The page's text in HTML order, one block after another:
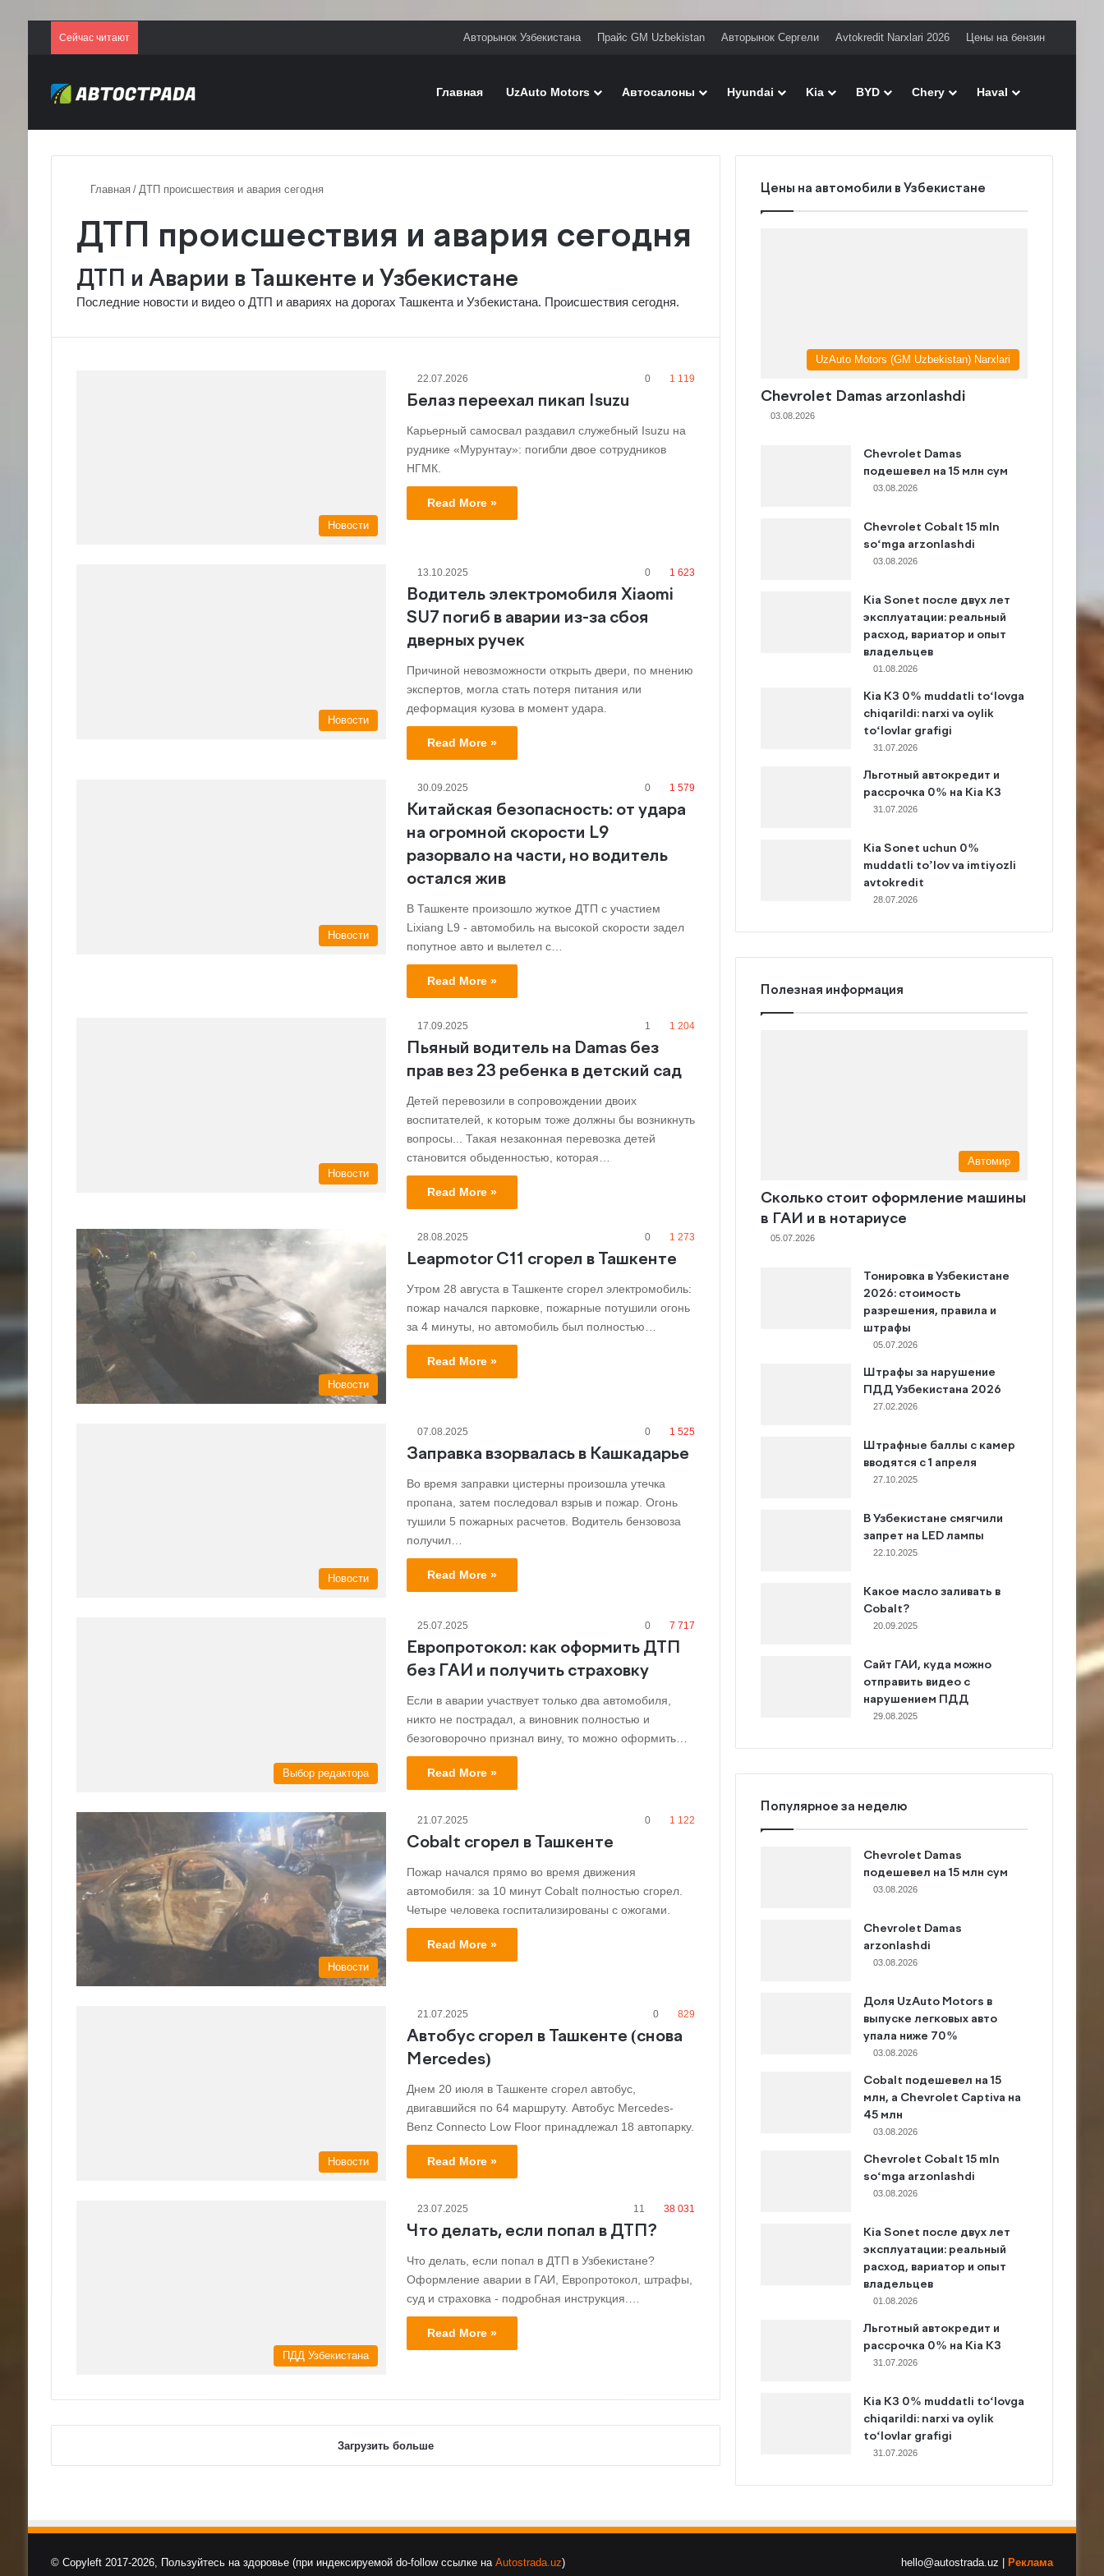
Сейчас читают Авторынок Узбекистана Прайс GM Uzbekistan Авторынок Сергели Avtokredit Narxlari 2026 Цены на бензин
Главная UzAuto Motors Автосалоны Hyundai Kia BYD Chery Haval
Главная / ДТП происшествия и авария сегодня
ДТП происшествия и авария сегодня
ДТП и Аварии в Ташкенте и Узбекистане
Последние новости и видео о ДТП и авариях на дорогах Ташкента и Узбекистана. Происшествия сегодня.
Новости
22.07.2026 0 1 119
Белаз переехал пикап Isuzu
Карьерный самосвал раздавил служебный Isuzu на
руднике «Мурунтау»: погибли двое сотрудников
НГМК.
Read More »
Новости
13.10.2025 0 1 623
Водитель электромобиля Xiaomi
SU7 погиб в аварии из-за сбоя
дверных ручек
Причиной невозможности открыть двери, по мнению
экспертов, могла стать потеря питания или
деформация кузова в момент удара.
Read More »
Новости
30.09.2025 0 1 579
Китайская безопасность: от удара
на огромной скорости L9
разорвало на части, но водитель
остался жив
В Ташкенте произошло жуткое ДТП с участием
Lixiang L9 - автомобиль на высокой скорости задел
попутное авто и вылетел с…
Read More »
Новости
17.09.2025 1 1 204
Пьяный водитель на Damas без
прав вез 23 ребенка в детский сад
Детей перевозили в сопровождении двоих
воспитателей, к которым тоже должны бы возникнуть
вопросы... Такая незаконная перевозка детей
становится обыденностью, которая…
Read More »
Новости
28.08.2025 0 1 273
Leapmotor C11 сгорел в Ташкенте
Утром 28 августа в Ташкенте сгорел электромобиль:
пожар начался парковке, пожарные потушили огонь
за 4 минуты, но автомобиль был полностью…
Read More »
Новости
07.08.2025 0 1 525
Заправка взорвалась в Кашкадарье
Во время заправки цистерны произошла утечка
пропана, затем последовал взрыв и пожар. Огонь
тушили 5 пожарных расчетов. Водитель бензовоза
получил…
Read More »
Выбор редактора
25.07.2025 0 7 717
Европротокол: как оформить ДТП
без ГАИ и получить страховку
Если в аварии участвует только два автомобиля,
никто не пострадал, а виновник полностью и
безоговорочно признал вину, то можно оформить…
Read More »
Новости
21.07.2025 0 1 122
Cobalt сгорел в Ташкенте
Пожар начался прямо во время движения
автомобиля: за 10 минут Cobalt полностью сгорел.
Четыре человека госпитализированы с ожогами.
Read More »
Новости
21.07.2025 0 829
Автобус сгорел в Ташкенте (снова
Mercedes)
Днем 20 июля в Ташкенте сгорел автобус,
двигавшийся по 64 маршруту. Автобус Mercedes-
Benz Connecto Low Floor принадлежал 18 автопарку.
Read More »
ПДД Узбекистана
23.07.2025 11 38 031
Что делать, если попал в ДТП?
Что делать, если попал в ДТП в Узбекистане?
Оформление аварии в ГАИ, Европротокол, штрафы,
суд и страховка - подробная инструкция.…
Read More »
Загрузить больше
Цены на автомобили в Узбекистане
UzAuto Motors (GM Uzbekistan) Narxlari
Chevrolet Damas arzonlashdi
03.08.2026
Chevrolet Damas
подешевел на 15 млн сум
03.08.2026
Chevrolet Cobalt 15 mln
so‘mga arzonlashdi
03.08.2026
Kia Sonet после двух лет
эксплуатации: реальный
расход, вариатор и опыт
владельцев
01.08.2026
Kia K3 0% muddatli to‘lovga
chiqarildi: narxi va oylik
to‘lovlar grafigi
31.07.2026
Льготный автокредит и
рассрочка 0% на Kia K3
31.07.2026
Kia Sonet uchun 0%
muddatli to’lov va imtiyozli
avtokredit
28.07.2026
Полезная информация
Автомир
Сколько стоит оформление машины
в ГАИ и в нотариусе
05.07.2026
Тонировка в Узбекистане
2026: стоимость
разрешения, правила и
штрафы
05.07.2026
Штрафы за нарушение
ПДД Узбекистана 2026
27.02.2026
Штрафные баллы с камер
вводятся с 1 апреля
27.10.2025
В Узбекистане смягчили
запрет на LED лампы
22.10.2025
Какое масло заливать в
Cobalt?
20.09.2025
Сайт ГАИ, куда можно
отправить видео с
нарушением ПДД
29.08.2025
Популярное за неделю
Chevrolet Damas
подешевел на 15 млн сум
03.08.2026
Chevrolet Damas
arzonlashdi
03.08.2026
Доля UzAuto Motors в
выпуске легковых авто
упала ниже 70%
03.08.2026
Cobalt подешевел на 15
млн, а Chevrolet Captiva на
45 млн
03.08.2026
Chevrolet Cobalt 15 mln
so‘mga arzonlashdi
03.08.2026
Kia Sonet после двух лет
эксплуатации: реальный
расход, вариатор и опыт
владельцев
01.08.2026
Льготный автокредит и
рассрочка 0% на Kia K3
31.07.2026
Kia K3 0% muddatli to‘lovga
chiqarildi: narxi va oylik
to‘lovlar grafigi
31.07.2026
© Copyleft 2017-2026, Пользуйтесь на здоровье (при индексируемой do-follow ссылке на Autostrada.uz) hello@autostrada.uz | Реклама